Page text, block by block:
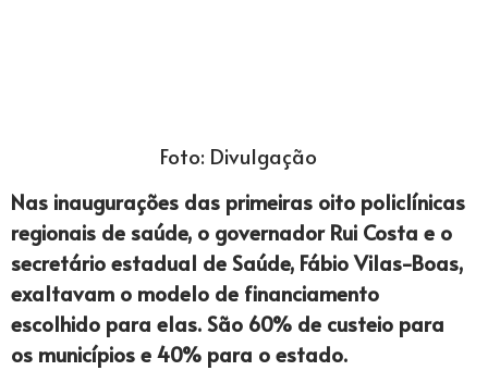
Foto: Divulgação
Nas inaugurações das primeiras oito policlínicas
regionais de saúde, o governador Rui Costa e o
secretário estadual de Saúde, Fábio Vilas-Boas,
exaltavam o modelo de financiamento
escolhido para elas. São 60% de custeio para
os municípios e 40% para o estado.